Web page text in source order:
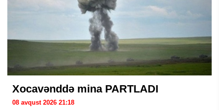
Xocavənddə mina PARTLADI
08 avqust 2026 21:18